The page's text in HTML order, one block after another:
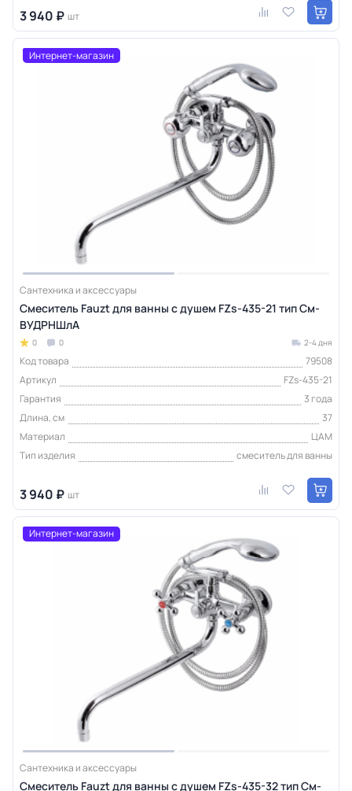
3 940 ₽ шт
Интернет-магазин
Сантехника и аксессуары
Смеситель Fauzt для ванны с душем FZs-435-21 тип См-
ВУДРНШлА
0 0 2-4 дня
Код товара
79508
Артикул
FZs-435-21
Гарантия
3 года
Длина, см
37
Материал
ЦАМ
Тип изделия
смеситель для ванны
3 940 ₽ шт
Интернет-магазин
Сантехника и аксессуары
Смеситель Fauzt для ванны с душем FZs-435-32 тип См-